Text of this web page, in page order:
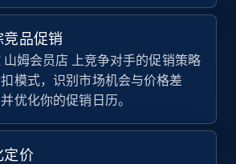
- Discover products by
Sku, Currency, Gtin,
urls, Top reviews, and
竞品促销
山姆会员店 上竞争对手的促销策略
模式，识别市场机会与价格差
优化你的促销日历。
定价